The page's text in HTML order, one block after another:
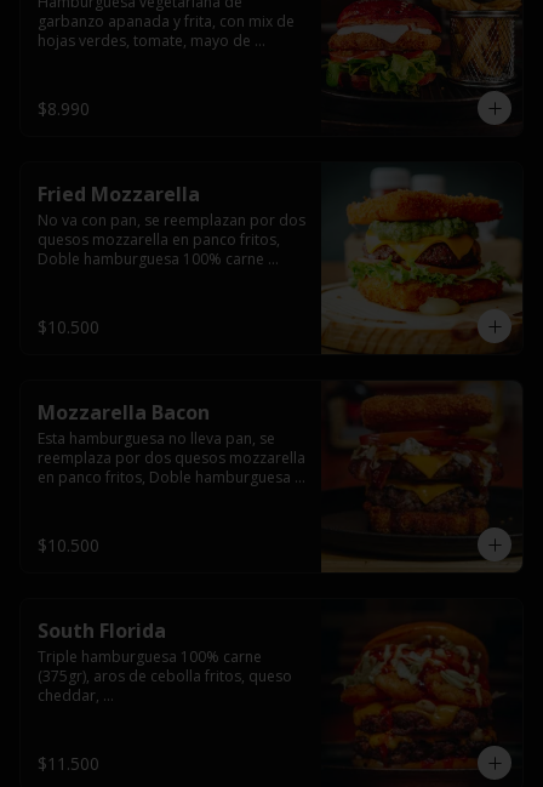
garbanzo apanada y frita, con mix de
hojas verdes, tomate, mayo de
$8.990
Fried Mozzarella
No va con pan, se reemplazan por dos
quesos mozzarella en panco fritos,
Doble hamburguesa 100% carne
$10.500
Mozzarella Bacon
Esta hamburguesa no lleva pan, se
reemplaza por dos quesos mozzarella
en panco fritos, Doble hamburguesa
salsa BBQ acompañado de papas
fritas.
$10.500
South Florida
Triple hamburguesa 100% carne
(375gr), aros de cebolla fritos, queso
cheddar,
$11.500